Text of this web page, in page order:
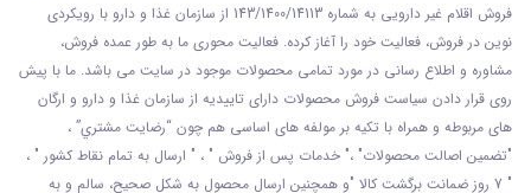
فروش اقلام غیر دارویی به شماره 143/1400/14113 از
سازمان غذا و دارو با رويکردی
نوين در فروش، فعاليت خود را آغاز کرده. فعاليت محوری ما به طور عمده فروش،
مشاوره و اطلاع رسانی در مورد تمامی محصولات موجود در سایت می باشد. ما با پيش
روی قرار دادن سياست فروش محصولات دارای تاييديه از سازمان غذا و دارو و ارگان
های مربوطه و همراه با تکيه بر مولفه های اساسی هم چون “رضايت مشتري” ،
"تضمين اصالت محصولات" ،" خدمات پس از فروش " ، " ارسال به تمام نقاط کشور " ،
" 7 روز ضمانت برگشت کالا "و همچنين ارسال محصول به شکل صحيح، سالم و به